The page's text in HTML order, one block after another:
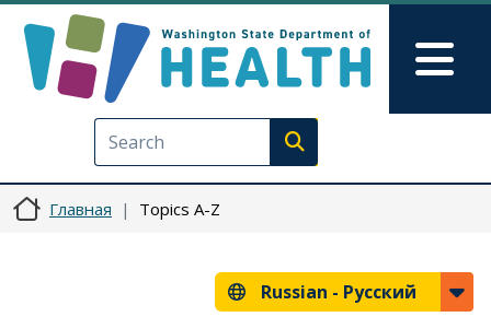
Execute search
Главная Topics A-Z
Russian - Русский